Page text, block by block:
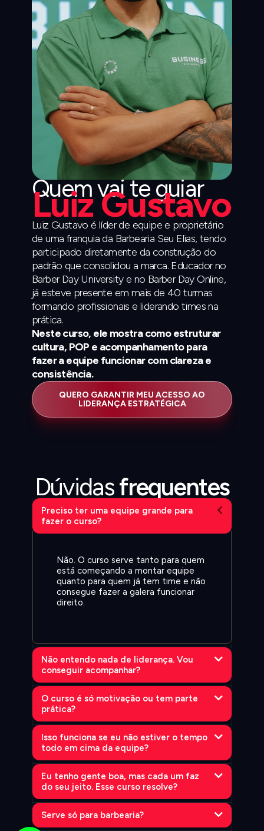
Quem vai te guiar
Luiz Gustavo
Luiz Gustavo é líder de equipe e proprietário
de uma franquia da Barbearia Seu Elias, tendo
participado diretamente da construção do
padrão que consolidou a marca. Educador no
Barber Day University e no Barber Day Online,
já esteve presente em mais de 40 turmas
formando profissionais e liderando times na
prática.
Neste curso, ele mostra como estruturar
cultura, POP e acompanhamento para
fazer a equipe funcionar com clareza e
consistência.
QUERO GARANTIR MEU ACESSO AO
LIDERANÇA ESTRATÉGICA
Dúvidasfrequentes
Preciso ter uma equipe grande para
fazer o curso?
Não. O curso serve tanto para quem
está começando a montar equipe
quanto para quem já tem time e não
consegue fazer a galera funcionar
direito.
Não entendo nada de liderança. Vou
conseguir acompanhar?
O curso é só motivação ou tem parte
prática?
Isso funciona se eu não estiver o tempo
todo em cima da equipe?
Eu tenho gente boa, mas cada um faz
do seu jeito. Esse curso resolve?
Serve só para barbearia?